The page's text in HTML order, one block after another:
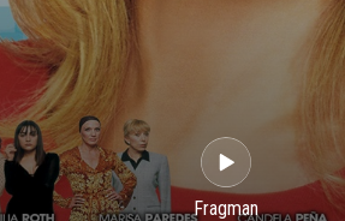
Fragman